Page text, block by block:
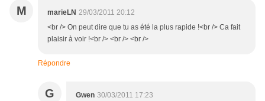
M marieLN 29/03/2011 20:12
<br /> On peut dire que tu as été la plus rapide !<br /> Ca fait
plaisir à voir !<br /> <br /> <br />
Répondre
G Gwen 30/03/2011 17:23